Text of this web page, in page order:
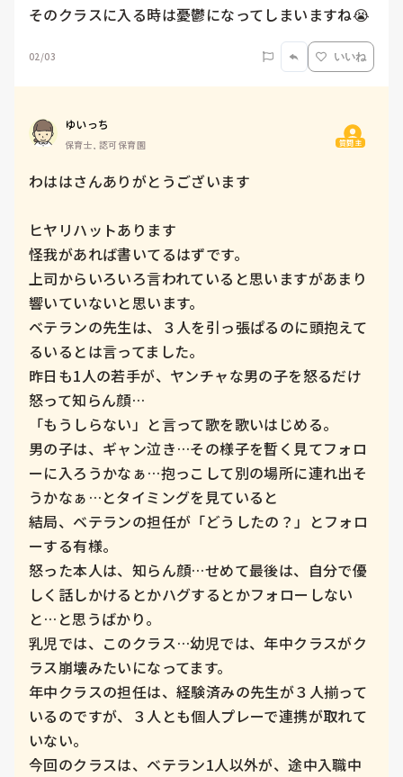
そのクラスに入る時は憂鬱になってしまいますね😭
02/03 いいね
ゆいっち
保育士, 認可保育園 質問主
わははさんありがとうございます
ヒヤリハットあります
怪我があれば書いてるはずです。
上司からいろいろ言われていると思いますがあまり
響いていないと思います。
ベテランの先生は、３人を引っ張ぱるのに頭抱えて
るいるとは言ってました。
昨日も1人の若手が、ヤンチャな男の子を怒るだけ
怒って知らん顔…
「もうしらない」と言って歌を歌いはじめる。
男の子は、ギャン泣き…その様子を暫く見てフォロ
ーに入ろうかなぁ…抱っこして別の場所に連れ出そ
うかなぁ…とタイミングを見ていると
結局、ベテランの担任が「どうしたの？」とフォロ
ーする有様。
怒った本人は、知らん顔…せめて最後は、自分で優
しく話しかけるとかハグするとかフォローしない
と…と思うばかり。
乳児では、このクラス…幼児では、年中クラスがク
ラス崩壊みたいになってます。
年中クラスの担任は、経験済みの先生が３人揃って
いるのですが、３人とも個人プレーで連携が取れて
いない。
今回のクラスは、ベテラン1人以外が、途中入職中